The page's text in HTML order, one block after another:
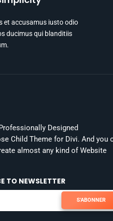
et accusamus iusto odio
ducimus qui blanditiis
Designed
Child Theme for Divi. And you
almost any kind of Website
TO NEWSLETTER
S'ABONNER